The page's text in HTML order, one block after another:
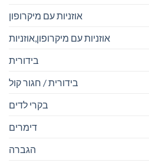
אוזניות עם מיקרופון
אוזניות עם מיקרופון,אוזניות
בידורית
בידורית / חגור קול
בקרי לדים
דימרים
הגברה